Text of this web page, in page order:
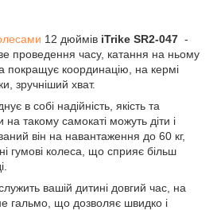
12 дюймів iTrike SR2-047 -
проведення часу, катання на ньому
покращує координацію, на кермі
зручніший хват.
в собі надійність, якість та
на такому самокаті можуть діти і
він на навантаження до 60 кг,
гумові колеса, що сприяє більш
вашій дитині довгий час, на
гальмо, що дозволяє швидко і